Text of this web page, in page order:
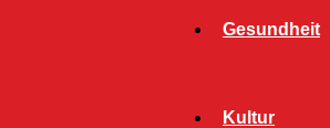
Gesundheit
Kultur